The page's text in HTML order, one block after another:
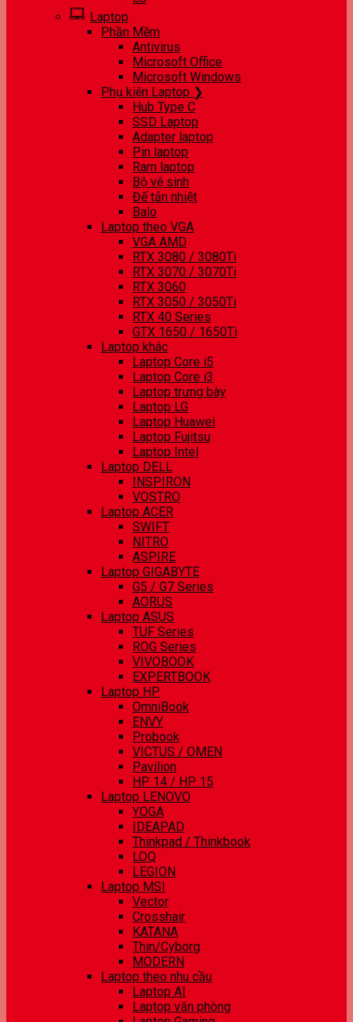
Laptop
Phần Mềm
Antivirus
Microsoft Office
Microsoft Windows
Phụ kiện Laptop ❯
Hub Type C
SSD Laptop
Adapter laptop
Pin laptop
Ram laptop
Bộ vệ sinh
Đế tản nhiệt
Balo
Laptop theo VGA
VGA AMD
RTX 3080 / 3080Ti
RTX 3070 / 3070Ti
RTX 3060
RTX 3050 / 3050Ti
RTX 40 Series
GTX 1650 / 1650Ti
Laptop khác
Laptop Core i5
Laptop Core i3
Laptop trưng bày
Laptop LG
Laptop Huawei
Laptop Fujitsu
Laptop Intel
Laptop DELL
INSPIRON
VOSTRO
Laptop ACER
SWIFT
NITRO
ASPIRE
Laptop GIGABYTE
G5 / G7 Series
AORUS
Laptop ASUS
TUF Series
ROG Series
VIVOBOOK
EXPERTBOOK
Laptop HP
OmniBook
ENVY
Probook
VICTUS / OMEN
Pavilion
HP 14 / HP 15
Laptop LENOVO
YOGA
IDEAPAD
Thinkpad / Thinkbook
LOQ
LEGION
Laptop MSI
Vector
Crosshair
KATANA
Thin/Cyborg
MODERN
Laptop theo nhu cầu
Laptop AI
Laptop văn phòng